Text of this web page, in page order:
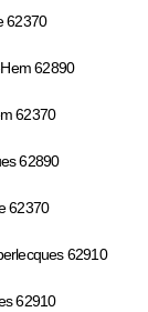
62370
62890
62370
62890
62370
62910
62910